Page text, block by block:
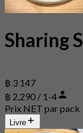
Sharing
฿ 3 147
฿ 2,290 / 1-4
Prix NET par pack
Livre